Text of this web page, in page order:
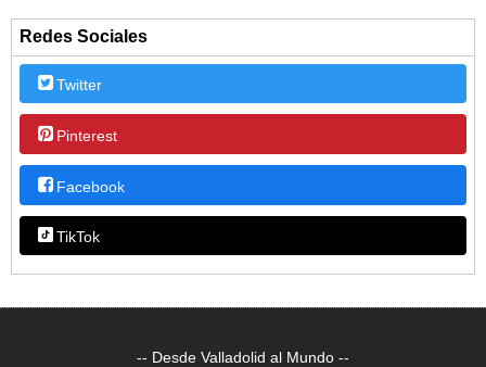
Redes Sociales
Twitter
Pinterest
Facebook
TikTok
-- Desde Valladolid al Mundo --